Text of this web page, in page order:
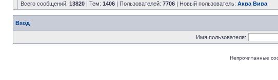
Всего сообщений: 13820 | Тем: 1406 | Пользователей: 7706 | Новый пользователь: Аква Вива
Вход
Имя пользователя:
Непрочитанные